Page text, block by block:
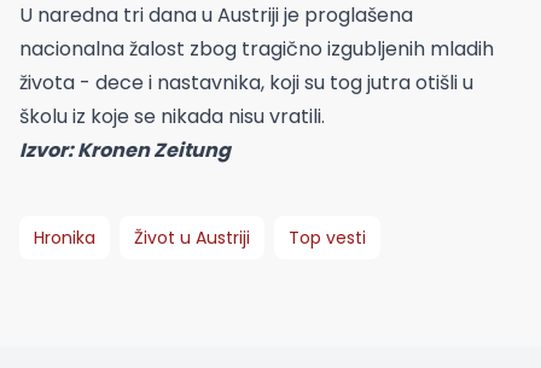
U naredna tri dana u Austriji je proglašena
nacionalna žalost zbog tragično izgubljenih mladih
života - dece i nastavnika, koji su tog jutra otišli u
školu iz koje se nikada nisu vratili.
Izvor: Kronen Zeitung
Hronika Život u Austriji Top vesti